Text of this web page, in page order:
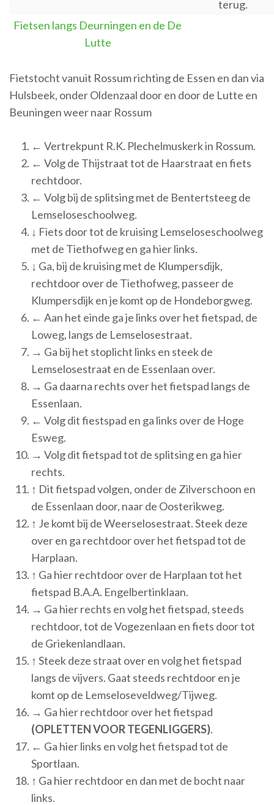
terug.
Fietsen langs Deurningen en de De
Lutte
Fietstocht vanuit Rossum richting de Essen en dan via
Hulsbeek, onder Oldenzaal door en door de Lutte en
Beuningen weer naar Rossum
← Vertrekpunt R.K. Plechelmuskerk in Rossum.
← Volg de Thijstraat tot de Haarstraat en fiets
rechtdoor.
← Volg bij de splitsing met de Bentertsteeg de
Lemseloseschoolweg.
↓ Fiets door tot de kruising Lemseloseschoolweg
met de Tiethofweg en ga hier links.
↓ Ga, bij de kruising met de Klumpersdijk,
rechtdoor over de Tiethofweg, passeer de
Klumpersdijk en je komt op de Hondeborgweg.
← Aan het einde ga je links over het fietspad, de
Loweg, langs de Lemselosestraat.
→ Ga bij het stoplicht links en steek de
Lemselosestraat en de Essenlaan over.
→ Ga daarna rechts over het fietspad langs de
Essenlaan.
← Volg dit fiestspad en ga links over de Hoge
Esweg.
→ Volg dit fietspad tot de splitsing en ga hier
rechts.
↑ Dit fietspad volgen, onder de Zilverschoon en
de Essenlaan door, naar de Oosterikweg.
↑ Je komt bij de Weerselosestraat. Steek deze
over en ga rechtdoor over het fietspad tot de
Harplaan.
↑ Ga hier rechtdoor over de Harplaan tot het
fietspad B.A.A. Engelbertinklaan.
→ Ga hier rechts en volg het fietspad, steeds
rechtdoor, tot de Vogezenlaan en fiets door tot
de Griekenlandlaan.
↑ Steek deze straat over en volg het fietspad
langs de vijvers. Gaat steeds rechtdoor en je
komt op de Lemseloseveldweg/Tijweg.
→ Ga hier rechtdoor over het fietspad
(OPLETTEN VOOR TEGENLIGGERS).
← Ga hier links en volg het fietspad tot de
Sportlaan.
↑ Ga hier rechtdoor en dan met de bocht naar
links.